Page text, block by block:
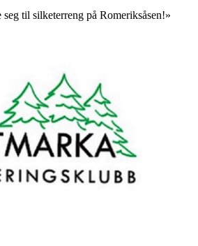
til silketerreng på Romeriksåsen!»